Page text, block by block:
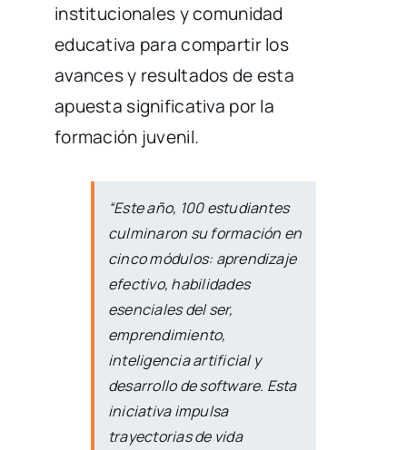
institucionales y comunidad
educativa para compartir los
avances y resultados de esta
apuesta significativa por la
formación juvenil.
“Este año, 100 estudiantes
culminaron su formación en
cinco módulos: aprendizaje
efectivo, habilidades
esenciales del ser,
emprendimiento,
inteligencia artificial y
desarrollo de software. Esta
iniciativa impulsa
trayectorias de vida